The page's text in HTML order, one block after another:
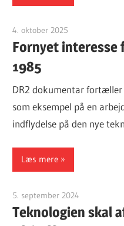
4. oktober 2025
Fornyet
1985
DR2 dokumentar
som eksempel på en
indflydelse på den nye
Læs mere
5. september 2024
Teknologien skal